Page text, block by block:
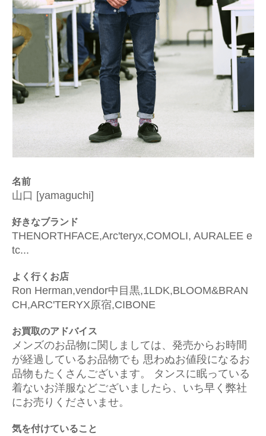
名前
山口 [yamaguchi]
好きなブランド
THENORTHFACE,Arc'teryx,COMOLI, AURALEE e
tc...
よく行くお店
Ron Herman,vendor中目黒,1LDK,BLOOM&BRAN
CH,ARC'TERYX原宿,CIBONE
お買取のアドバイス
メンズのお品物に関しましては、発売からお時間
が経過しているお品物でも 思わぬお値段になるお
品物もたくさんございます。 タンスに眠っている
着ないお洋服などございましたら、いち早く弊社
にお売りくださいませ。
気を付けていること